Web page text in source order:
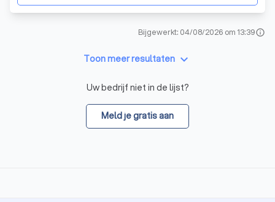
Bijgewerkt: 04/08/2026 om 13:39info
Toon meer resultaten keyboard_arrow_down
Uw bedrijf niet in de lijst?
Meld je gratis aan